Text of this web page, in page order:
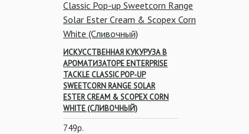
ИСКУССТВЕННАЯ КУКУРУЗА В
АРОМАТИЗАТОРЕ ENTERPRISE
TACKLE CLASSIC POP-UP
SWEETCORN RANGE SOLAR
ESTER CREAM & SCOPEX CORN
WHITE (СЛИВОЧНЫЙ)
749р.